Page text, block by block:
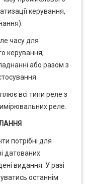
керування,
часу для
керування,
або разом з
всі типи реле з
реле.
потрібні для
датованих
видання. У разі
останнім